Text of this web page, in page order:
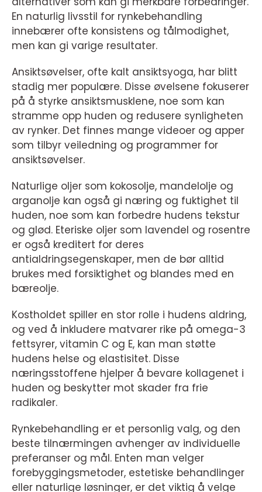
En naturlig livsstil for rynkebehandling
innebærer ofte konsistens og tålmodighet,
men kan gi varige resultater.
Ansiktsøvelser, ofte kalt ansiktsyoga, har blitt
stadig mer populære. Disse øvelsene fokuserer
på å styrke ansiktsmusklene, noe som kan
stramme opp huden og redusere synligheten
av rynker. Det finnes mange videoer og apper
som tilbyr veiledning og programmer for
ansiktsøvelser.
Naturlige oljer som kokosolje, mandelolje og
arganolje kan også gi næring og fuktighet til
huden, noe som kan forbedre hudens tekstur
og glød. Eteriske oljer som lavendel og rosentre
er også kreditert for deres
antialdringsegenskaper, men de bør alltid
brukes med forsiktighet og blandes med en
bæreolje.
Kostholdet spiller en stor rolle i hudens aldring,
og ved å inkludere matvarer rike på omega-3
fettsyrer, vitamin C og E, kan man støtte
hudens helse og elastisitet. Disse
næringsstoffene hjelper å bevare kollagenet i
huden og beskytter mot skader fra frie
radikaler.
Rynkebehandling er et personlig valg, og den
beste tilnærmingen avhenger av individuelle
preferanser og mål. Enten man velger
forebyggingsmetoder, estetiske behandlinger
eller naturlige løsninger, er det viktig å velge